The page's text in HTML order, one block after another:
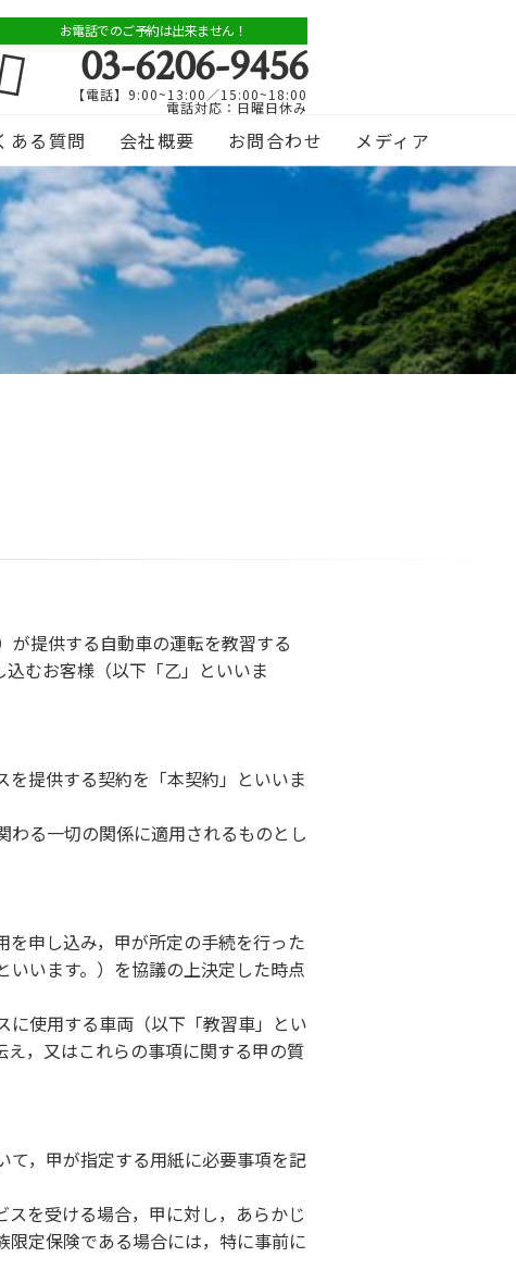
お電話でのご予約は出来ません！
03-6206-9456
【電話】9:00~13:00／15:00~18:00
電話対応：日曜日休み
ある質問 会社概要 お問合わせ メディア
が提供する自動車の運転を教習する
むお客様（以下「乙」といいま
提供する契約を「本契約」といいま
る一切の関係に適用されるものとし
申し込み，甲が所定の手続を行った
います。）を協議の上決定した時点
使用する車両（以下「教習車」とい
，又はこれらの事項に関する甲の質
，甲が指定する用紙に必要事項を記
を受ける場合，甲に対し，あらかじ
定保険である場合には，特に事前に